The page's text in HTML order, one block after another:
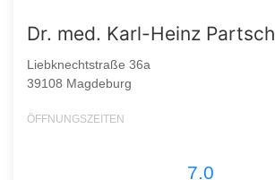
Dr. med. Karl-Heinz Partsch
Liebknechtstraße 36a
39108 Magdeburg
ÖFFNUNGSZEITEN
7.0